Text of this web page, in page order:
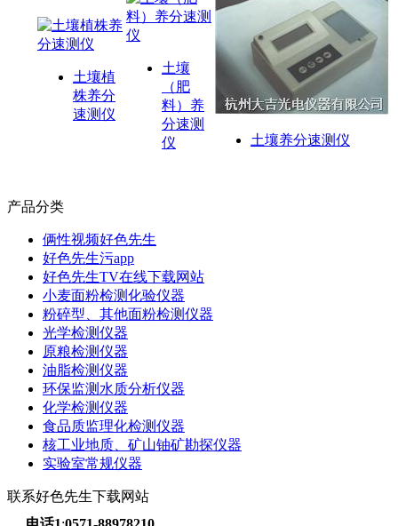
土壤植
株养分
速测仪
土壤
（肥
料）养
分速测
仪
土壤养分速测仪
产品分类
俩性视频好色先生
好色先生污app
好色先生TV在线下载网站
小麦面粉检测化验仪器
粉碎型、其他面粉检测仪器
光学检测仪器
原粮检测仪器
油脂检测仪器
环保监测水质分析仪器
化学检测仪器
食品质监理化检测仪器
核工业地质、矿山铀矿勘探仪器
实验室常规仪器
联系好色先生下载网站